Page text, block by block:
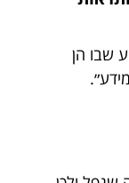
שבו הן